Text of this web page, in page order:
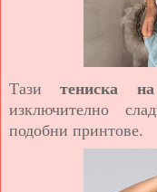
Тазитениска
изключително
подобни принтове.